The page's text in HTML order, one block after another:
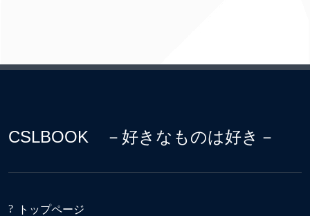
CSLBOOK －好きなものは好き－
トップページ